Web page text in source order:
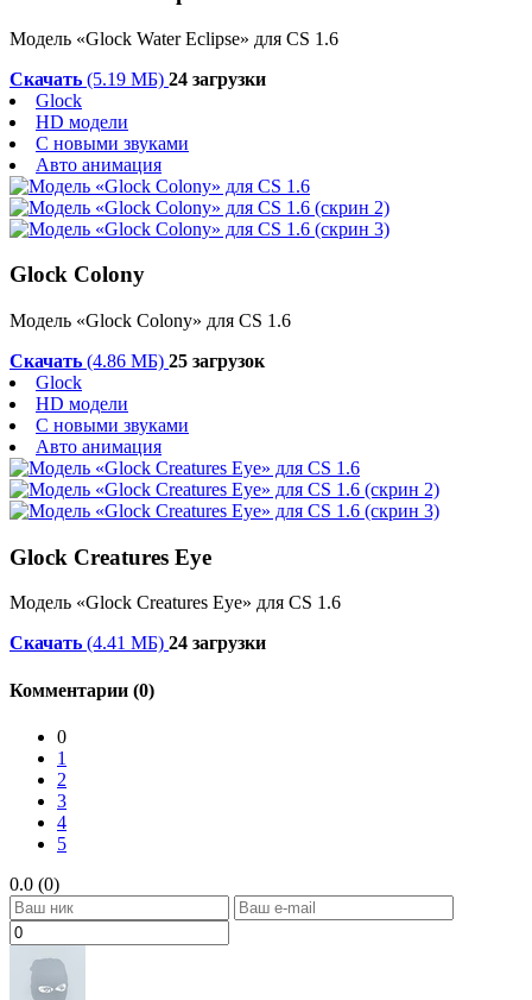
Модель «Glock Water Eclipse» для CS 1.6
Скачать (5.19 МБ) 24 загрузки
Glock
HD модели
С новыми звуками
Авто анимация
Glock Colony
Модель «Glock Colony» для CS 1.6
Скачать (4.86 МБ) 25 загрузок
Glock
HD модели
С новыми звуками
Авто анимация
Glock Creatures Eye
Модель «Glock Creatures Eye» для CS 1.6
Скачать (4.41 МБ) 24 загрузки
Комментарии (0)
0
1
2
3
4
5
0.0 (0)